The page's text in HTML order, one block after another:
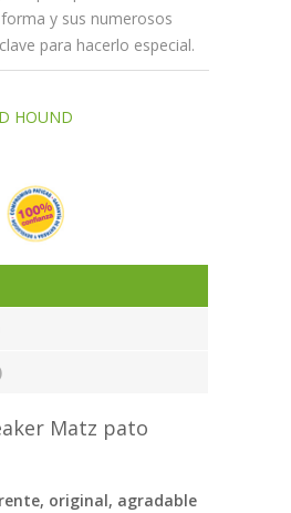
y sus numerosos
para hacerlo especial.
HOUND
Matz pato
original, agradable